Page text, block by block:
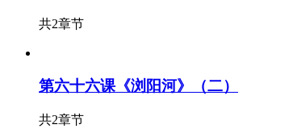
共2章节
第六十六课《浏阳河》（二）
共2章节